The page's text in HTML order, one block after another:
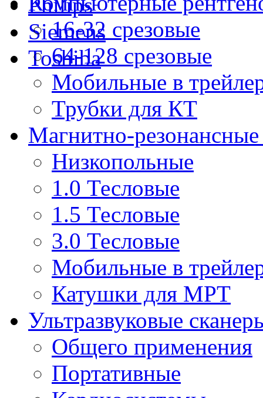
Siemens
Toshiba
16-32 срезовые
64-128 срезовые
Мобильные в
Трубки для КТ
Магнитно-
Низкопольные
1.0 Тесловые
1.5 Тесловые
3.0 Тесловые
Мобильные в
Катушки для МРТ
Ультразвуковые
Общего применения
Портативные